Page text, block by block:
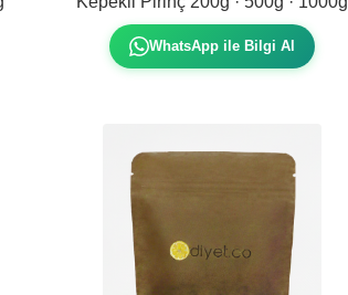
WhatsApp ile Bilgi Al